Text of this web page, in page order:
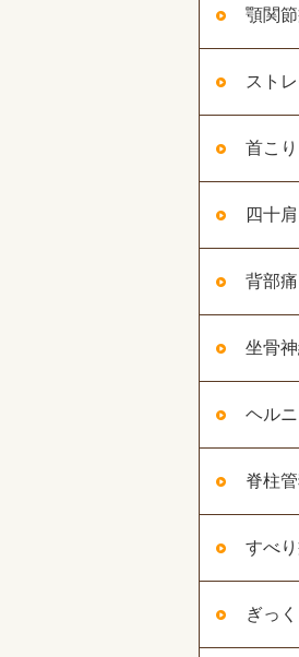
顎関
スト
首こ
四十
背部
坐骨
ヘル
脊柱
すべ
ぎっ